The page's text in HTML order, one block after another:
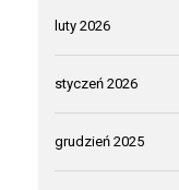
luty 2026
styczeń 2026
grudzień 2025